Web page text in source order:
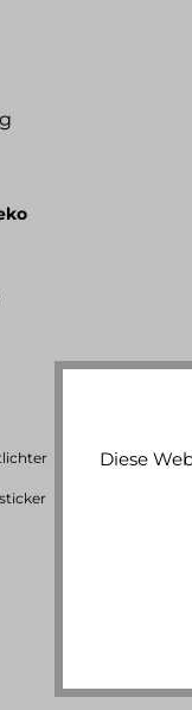
Diese